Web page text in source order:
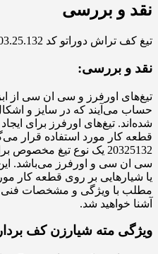
نقد و بررسی
تیغ کف تراش دوراتو کد 203.25.132
نقد و بررسی:
تیغ‌های اورفرز و سی ان سی از
حساب می‌آیند که در سایز و
شده‌اند. تیغ‌های اورفرز برای
قطعه کار مورد استفاده قرار
20325132 یک نوع تیغ
سی ان سی و اورفرز می‌باشد. این
یا شیارهایی بر روی قطعه کار
آشنا خواهید شد.
ویژگی مته شیارزن کف بردار Dorato ساخت ترکیه